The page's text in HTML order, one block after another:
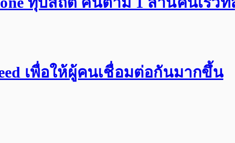
เพื่อให้ผู้คนเชื่อมต่อกันมากขึ้น